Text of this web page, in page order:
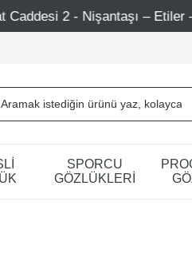
– Etiler – Ataşehir 750
SPORCU
GÖZLÜKLERİ